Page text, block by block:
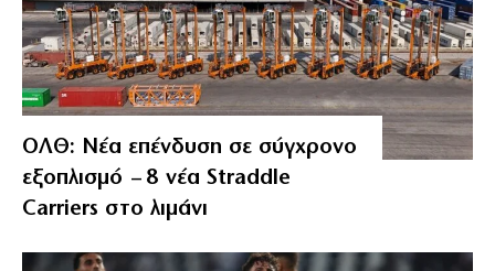
ΟΛΘ: Νέα επένδυση σε σύγχρονο
εξοπλισμό – 8 νέα Straddle
Carriers στο λιμάνι